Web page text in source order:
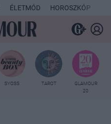
ÉLETMÓD HOROSZKÓP
SYOSS TAROT
GLAMOUR
20